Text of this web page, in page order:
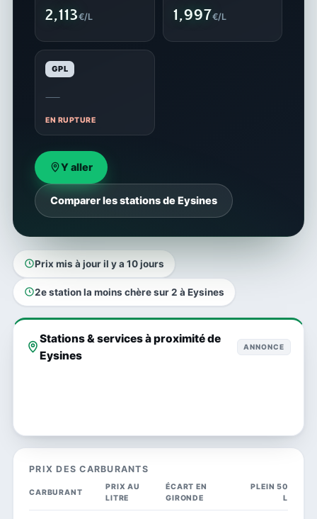
2,113€/L 1,997€/L
GPL
—
EN RUPTURE
Y aller
Comparer les stations de Eysines
Prix mis à jour il y a 10 jours
2e station la moins chère sur 2 à Eysines
Stations & services à proximité de
Eysines
ANNONCE
PRIX DES CARBURANTS
CARBURANT
PRIX AU
LITRE
ÉCART EN
GIRONDE
PLEIN 50
L